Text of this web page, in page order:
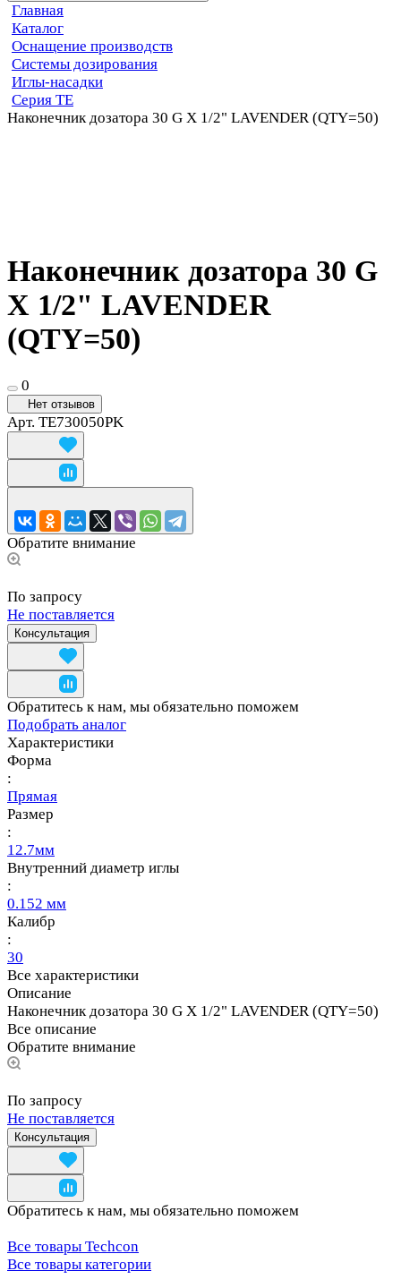
Главная
Каталог
Оснащение производств
Системы дозирования
Иглы-насадки
Серия TE
Наконечник дозатора 30 G X 1/2" LAVENDER (QTY=50)
Наконечник дозатора 30 G
X 1/2" LAVENDER
(QTY=50)
0
Нет отзывов
Арт. TE730050PK
Обратите внимание
По запросу
Не поставляется
Консультация
Обратитесь к нам, мы обязательно поможем
Подобрать аналог
Характеристики
Форма
:
Прямая
Размер
:
12.7мм
Внутренний диаметр иглы
:
0.152 мм
Калибр
:
30
Все характеристики
Описание
Наконечник дозатора 30 G X 1/2" LAVENDER (QTY=50)
Все описание
Обратите внимание
По запросу
Не поставляется
Консультация
Обратитесь к нам, мы обязательно поможем
Все товары Techcon
Все товары категории